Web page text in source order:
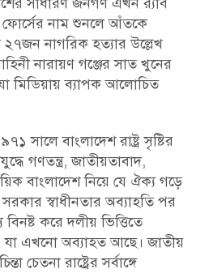
নাম শুনলে আঁতকে
২৭জন নাগরিক হত্যার উল্লেখ
নারায়ণ গঞ্জের সাত খুনের
মিডিয়ায় ব্যাপক আলোচিত
সালে বাংলাদেশ রাষ্ট্র সৃষ্টির
গণতন্ত্র, জাতীয়তাবাদ,
বাংলাদেশ নিয়ে যে ঐক্য গড়ে
স্বাধীনতার অব্যাহতি পর
করে দলীয় ভিত্তিতে
যা এখনো অব্যাহত আছে। জাতীয়
চেতনা রাষ্ট্রের সর্বাঙ্গে